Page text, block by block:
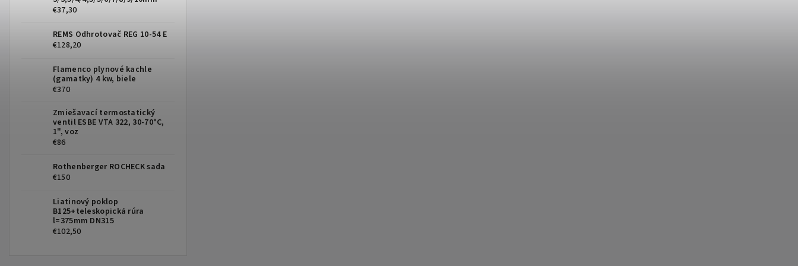
€37,30
REMS Odhrotovač REG 10-54 E
€128,20
Flamenco plynové kachle
(gamatky) 4 kw, biele
€370
Zmiešavací termostatický
ventil ESBE VTA 322, 30-70°C,
1", voz
€86
Rothenberger ROCHECK sada
€150
Liatinový poklop
B125+teleskopická rúra
l=375mm DN315
€102,50